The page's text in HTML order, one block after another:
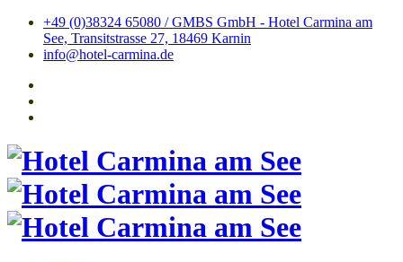
+49 (0)38324 65080 / GMBS GmbH - Hotel Carmina am
See, Transitstrasse 27, 18469 Karnin
info@hotel-carmina.de